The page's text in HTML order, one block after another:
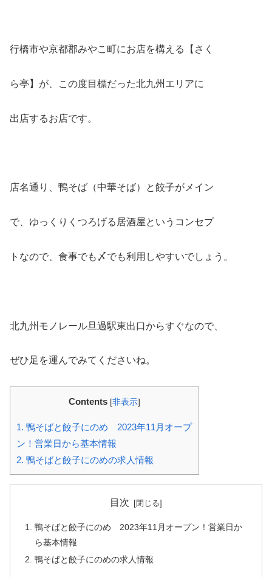
行橋市や京都郡みやこ町にお店を構える【さく
ら亭】が、この度目標だった北九州エリアに
出店するお店です。
店名通り、鴨そば（中華そば）と餃子がメイン
で、ゆっくりくつろげる居酒屋というコンセプ
トなので、食事でも〆でも利用しやすいでしょう。
北九州モノレール旦過駅東出口からすぐなので、
ぜひ足を運んでみてくださいね。
Contents [非表示]
1. 鴨そばと餃子にのめ 2023年11月オープ
ン！営業日から基本情報
2. 鴨そばと餃子にのめの求人情報
目次
鴨そばと餃子にのめ 2023年11月オープン！営業日か
ら基本情報
鴨そばと餃子にのめの求人情報